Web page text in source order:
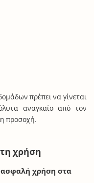
πρέπει να γίνεται
αναγκαίο από τον
προσοχή.
χρήση
ασφαλή χρήση στα